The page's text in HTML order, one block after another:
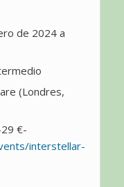
de 2024 a
(Londres,
€-
interstellar-